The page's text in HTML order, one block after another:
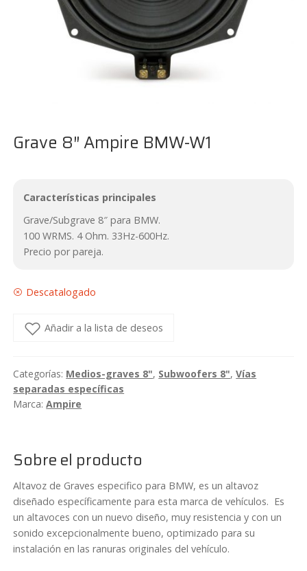
Grave 8″ Ampire BMW-W1
Características principales
Grave/Subgrave 8″ para BMW.
100 WRMS. 4 Ohm. 33Hz-600Hz.
Precio por pareja.
Descatalogado
Añadir a la lista de deseos
Categorías: Medios-graves 8", Subwoofers 8",Vías
separadas específicas
Marca:Ampire
Sobre el producto
Altavoz de Graves especifico para BMW, es un altavoz
diseñado específicamente para esta marca de vehículos. Es
un altavoces con un nuevo diseño, muy resistencia y con un
sonido excepcionalmente bueno, optimizado para su
instalación en las ranuras originales del vehículo.